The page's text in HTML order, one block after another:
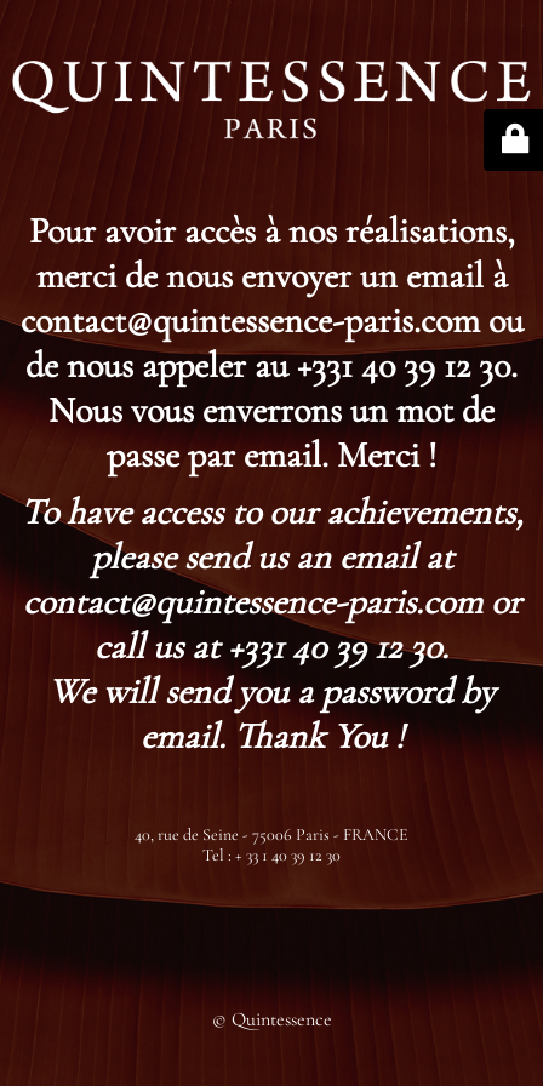
Pour avoir accès à nos réalisations,
merci de nous envoyer un email à
contact@quintessence-paris.com ou
de nous appeler au +331 40 39 12 30.
Nous vous enverrons un mot de
passe par email. Merci !
To have access to our achievements,
please send us an email at
contact@quintessence-paris.com or
call us at +331 40 39 12 30.
We will send you a password by
email. Thank You !
40, rue de Seine - 75006 Paris - FRANCE
Tel : + 33 1 40 39 12 30
© Quintessence